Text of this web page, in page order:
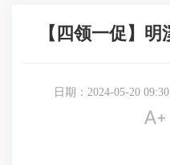
【四领一促】
日期：2024-05-20 09:30
